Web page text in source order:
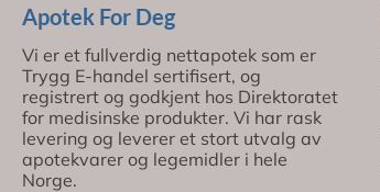
Apotek For Deg
Vi er et fullverdig nettapotek som er
Trygg E-handel sertifisert, og
registrert og godkjent hos Direktoratet
for medisinske produkter. Vi har rask
levering og leverer et stort utvalg av
apotekvarer og legemidler i hele
Norge.